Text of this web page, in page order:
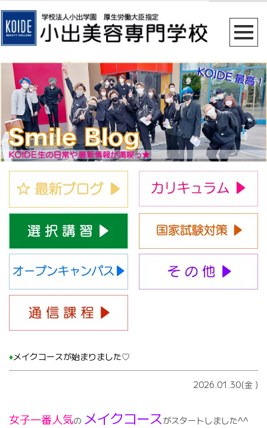
♦️メイクコースが始まりました♡
2026.01.30(金 )
女子一番人気の メイクコースがスタートしました^^